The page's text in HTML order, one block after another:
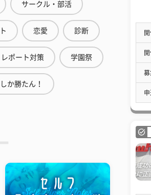
サークル・部活
恋愛 診断
ポート対策 学園祭
か勝たん！
募